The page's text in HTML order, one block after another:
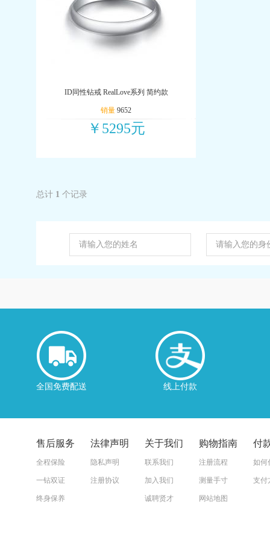
ID同性钻戒 RealLove系列 简约款
销量 9652
￥5295元
总计 1 个记录
全国免费配送 线上付款
售后服务
全程保险
一钻双证
终身保养
法律声明
隐私声明
注册协议
关于我们
联系我们
加入我们
诚聘贤才
购物指南
注册流程
测量手寸
网站地图
付
如何
支付